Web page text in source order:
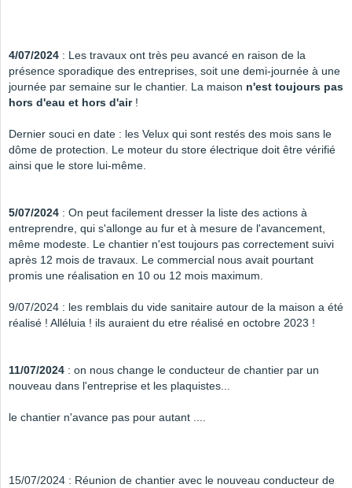
4/07/2024 : Les travaux ont très peu avancé en raison de la
présence sporadique des entreprises, soit une demi-journée à une
journée par semaine sur le chantier. La maison n'est toujours pas
hors d'eau et hors d'air !
Dernier souci en date : les Velux qui sont restés des mois sans le
dôme de protection. Le moteur du store électrique doit être vérifié
ainsi que le store lui-même.
5/07/2024 : On peut facilement dresser la liste des actions à
entreprendre, qui s'allonge au fur et à mesure de l'avancement,
même modeste. Le chantier n'est toujours pas correctement suivi
après 12 mois de travaux. Le commercial nous avait pourtant
promis une réalisation en 10 ou 12 mois maximum.
9/07/2024 : les remblais du vide sanitaire autour de la maison a été
réalisé ! Alléluia ! ils auraient du etre réalisé en octobre 2023 !
11/07/2024 : on nous change le conducteur de chantier par un
nouveau dans l'entreprise et les plaquistes...
le chantier n'avance pas pour autant ....
15/07/2024 : Réunion de chantier avec le nouveau conducteur de